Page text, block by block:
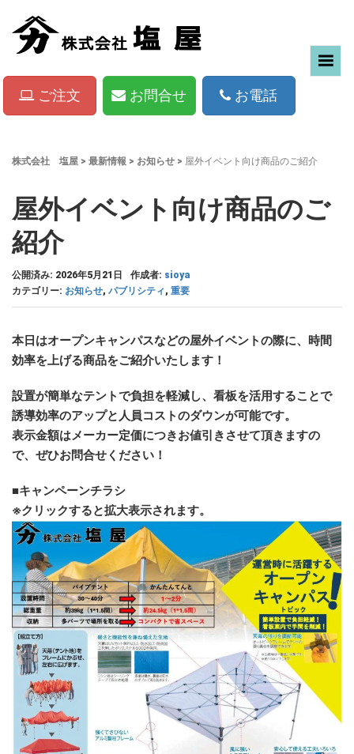
ご注文 お問合せ お電話
株式会社 塩屋 > 最新情報 > お知らせ > 屋外イベント向け商品のご紹介
屋外イベント向け商品のご
紹介
公開済み: 2026年5月21日 作成者: sioya
カテゴリー: お知らせ, パブリシティ , 重要
本日はオープンキャンパスなどの屋外イベントの際に、時間
効率を上げる商品をご紹介いたします！
設置が簡単なテントで負担を軽減し、看板を活用することで
誘導効率のアップと人員コストのダウンが可能です。
表示金額はメーカー定価につきお値引きさせて頂きますの
で、ぜひお問合せください！
■キャンペーンチラシ
※クリックすると拡大表示されます。